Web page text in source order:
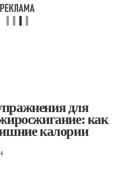
для
как
калории